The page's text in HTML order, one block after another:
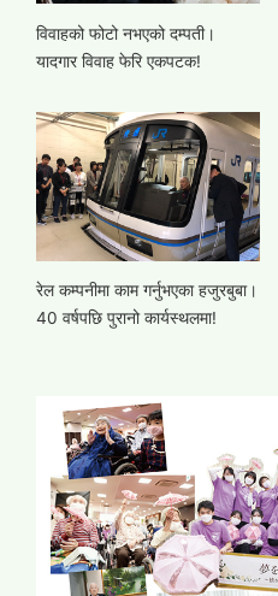
विवाहको फोटो नभएको दम्पती।
यादगार विवाह फेरि एकपटक!
रेल कम्पनीमा काम गर्नुभएका हजुरबुबा।
40 वर्षपछि पुरानो कार्यस्थलमा!